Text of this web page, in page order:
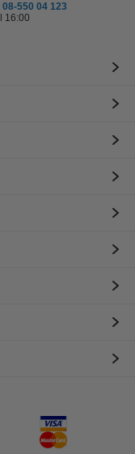
550 04 123
16:00